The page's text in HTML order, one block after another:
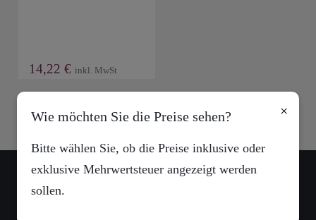
×
Wie möchten Sie die Preise sehen?
Bitte wählen Sie, ob die Preise inklusive oder
exklusive Mehrwertsteuer angezeigt werden
sollen.
14,22€ inkl. MwSt